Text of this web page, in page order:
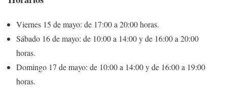
Viernes 15 de mayo: de 17:00 a 20:00 horas.
Sábado 16 de mayo: de 10:00 a 14:00 y de 16:00 a 20:00
horas.
Domingo 17 de mayo: de 10:00 a 14:00 y de 16:00 a 19:00
horas.